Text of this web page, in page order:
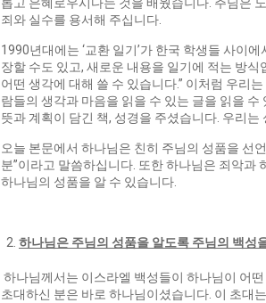
죄와 실수를 용서해 주십니다.
1990년대에는 ‘교환 일기’가 한국 학생들 사이
장할 수도 있고, 새로운 내용을 일기에 적는 방
어떤 생각에 대해 쓸 수 있습니다.” 이처럼 우리
람들의 생각과 마음을 읽을 수 있는 글을 읽을
뜻과 계획이 담긴 책, 성경을 주셨습니다. 우리
오늘 본문에서 하나님은 친히 주님의 성품을 선
분”이라고 말씀하십니다. 또한 하나님은 죄악과
하나님의 성품을 알 수 있습니다.
하나님은 주님의 성품을 알도록 주님의 백성
하나님께서는 이스라엘 백성들이 하나님이 어
초대하신 분은 바로 하나님이셨습니다. 이 초대